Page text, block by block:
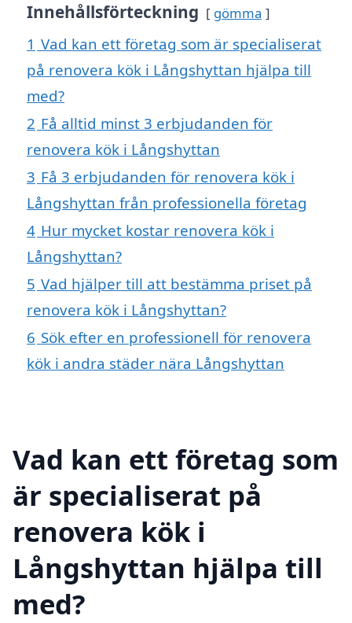
Innehållsförteckning gömma
1 Vad kan ett företag som är specialiserat
på renovera kök i Långshyttan hjälpa till
med?
2 Få alltid minst 3 erbjudanden för
renovera kök i Långshyttan
3 Få 3 erbjudanden för renovera kök i
Långshyttan från professionella företag
4 Hur mycket kostar renovera kök i
Långshyttan?
5 Vad hjälper till att bestämma priset på
renovera kök i Långshyttan?
6 Sök efter en professionell för renovera
kök i andra städer nära Långshyttan
Vad kan ett företag som
är specialiserat på
renovera kök i
Långshyttan hjälpa till
med?